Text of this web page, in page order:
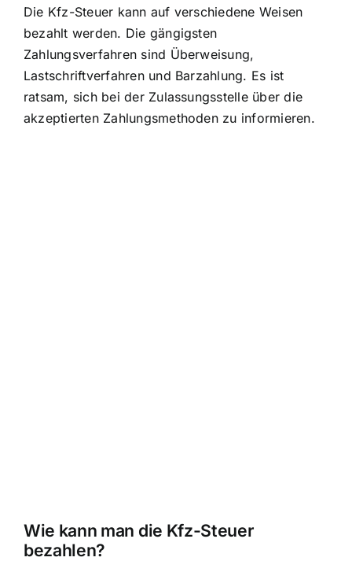
Die Kfz-Steuer kann auf verschiedene Weisen
bezahlt werden. Die gängigsten
Zahlungsverfahren sind Überweisung,
Lastschriftverfahren und Barzahlung. Es ist
ratsam, sich bei der Zulassungsstelle über die
akzeptierten Zahlungsmethoden zu informieren.
Wie kann man die Kfz-Steuer
bezahlen?